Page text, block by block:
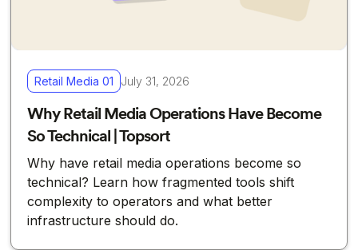
Retail Media 01 July 31, 2026
Why Retail Media Operations Have Become
So Technical | Topsort
Why have retail media operations become so
technical? Learn how fragmented tools shift
complexity to operators and what better
infrastructure should do.